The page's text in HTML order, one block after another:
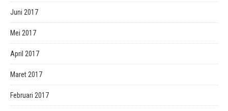
Juni 2017
Mei 2017
April 2017
Maret 2017
Februari 2017